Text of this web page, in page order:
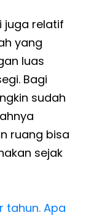
juga relatif
yang
luas
Bagi
sudah
ruang bisa
sejak
tahun. Apa